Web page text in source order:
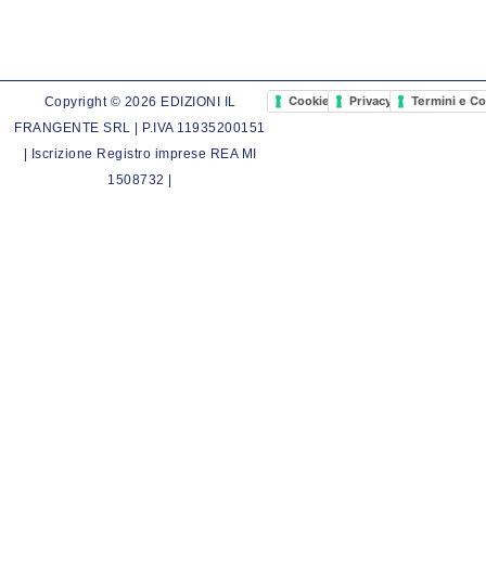
Copyright © 2026 EDIZIONI IL
FRANGENTE SRL | P.IVA 11935200151
| Iscrizione Registro imprese REA MI
1508732 |
Cookie PolicyPrivacy PolicyTermini e